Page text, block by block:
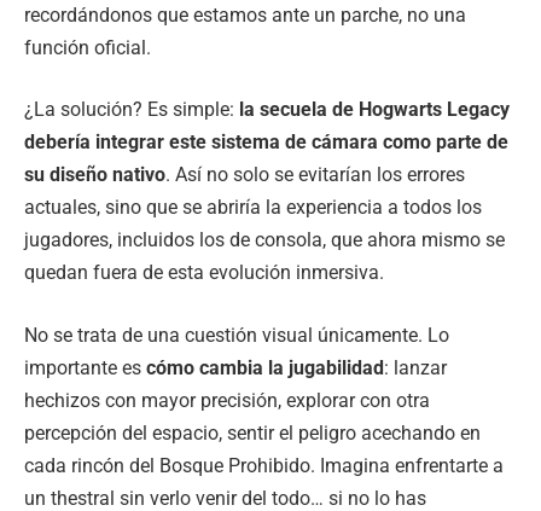
recordándonos que estamos ante un parche, no una
función oficial.
¿La solución? Es simple: la secuela de Hogwarts Legacy
debería integrar este sistema de cámara como parte de
su diseño nativo. Así no solo se evitarían los errores
actuales, sino que se abriría la experiencia a todos los
jugadores, incluidos los de consola, que ahora mismo se
quedan fuera de esta evolución inmersiva.
No se trata de una cuestión visual únicamente. Lo
importante es cómo cambia la jugabilidad: lanzar
hechizos con mayor precisión, explorar con otra
percepción del espacio, sentir el peligro acechando en
cada rincón del Bosque Prohibido. Imagina enfrentarte a
un thestral sin verlo venir del todo… si no lo has